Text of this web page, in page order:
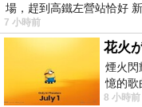
場，趕到高鐵左營站恰好
7 小時前
花火
煙火閃
憶的歌
8 小時前